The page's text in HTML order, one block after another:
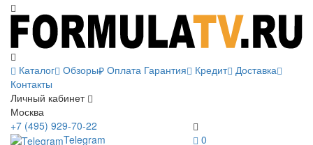
Каталог Обзоры Оплата Гарантия Кредит
Доставка
Контакты
Личный кабинет
Москва
0
+7 (495) 929-70-22
Telegram